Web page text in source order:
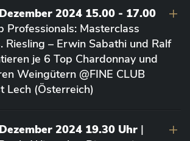
2024 15.00 - 17.00
Professionals: Masterclass
Riesling – Erwin Sabathi und Ralf
je 6 Top Chardonnay und
Weingütern @FINE CLUB
Lech (Österreich)
2024 19.30 Uhr |